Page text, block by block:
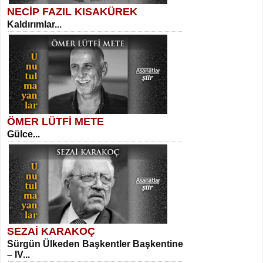
SELAHATTİN YILDIZ
İnsanın Zindanı...
MEHMET TAŞTAN
Vagon’da Bir Şairle...
SITKI CANEY
Oruçla Devrim ve Özgürlüğe…...
Sibel Orhan
İki Kırık Boşluk...
Meral Yağmur
Eski Bir Şiir...
NECİP FAZIL KISAKÜREK
Kaldırımlar...
ÖMER LÜTFİ METE
Gülce...
SEZAİ KARAKOÇ
Sürgün Ülkeden Başkentler Başkentine
– IV...